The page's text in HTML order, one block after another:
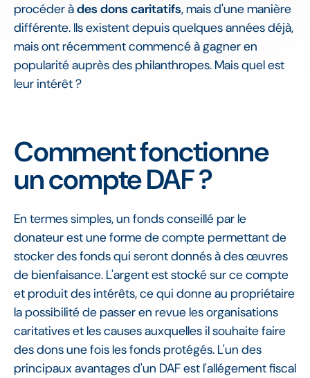
procéder àdes dons caritatifs, mais d'une manière
différente. Ils existent depuis quelques années déjà,
mais ont récemment commencé à gagner en
popularité auprès des philanthropes. Mais quel est
leur intérêt ?
Comment fonctionne
un compte DAF ?
En termes simples, un fonds conseillé par le
donateur est une forme de compte permettant de
stocker des fonds qui seront donnés à des œuvres
de bienfaisance. L'argent est stocké sur ce compte
et produit des intérêts, ce qui donne au propriétaire
la possibilité de passer en revue les organisations
caritatives et les causes auxquelles il souhaite faire
des dons une fois les fonds protégés. L'un des
principaux avantages d'un DAF est l'allégement fiscal